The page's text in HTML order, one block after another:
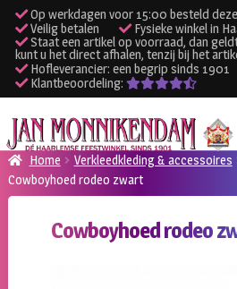
Op werkdagen voor 15:00 besteld
Veilig betalen
Fysieke winkel in
Staat een artikel op voorraad, dan
kunt u het direct afhalen, tenzij bij het
Hofleverancier: een begrip sinds 1901
Klantbeoordeling:
Ga
door
naar
navigatie
Ga
naar
de
inhoudVerhuur kleding
Verhuur apparatuur
Home Verkleedkleding & accessoires
Cowboyhoed rodeo zwart
Cowboyhoed rodeo